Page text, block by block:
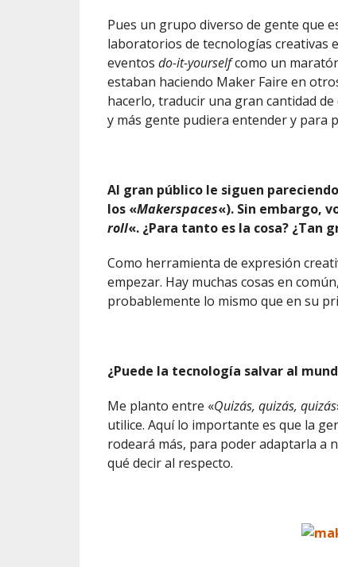
Pues un grupo diverso de gente que
laboratorios de tecnologías creativas
eventos do-it-yourselfcomo un
estaban haciendo Maker Faire en
hacerlo, traducir una gran cantidad
y más gente pudiera entender y para
Al gran público le siguen
los «Makerspaces«). Sin embargo,
roll«. ¿Para tanto es la cosa? ¿Tan
Como herramienta de expresión
empezar. Hay muchas cosas en
probablemente lo mismo que en su
¿Puede la tecnología salvar al
Me planto entre «Quizás, quizás, quizás
utilice. Aquí lo importante es que la
rodeará más, para poder adaptarla a
qué decir al respecto.